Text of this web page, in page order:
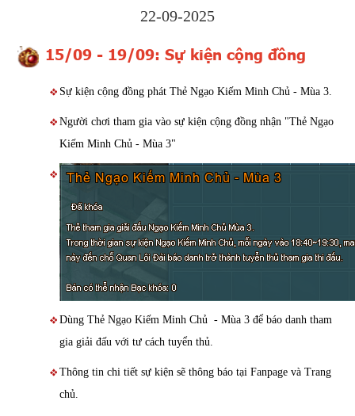
22-09-2025
15/09 - 19/09: Sự kiện cộng đồng
Sự kiện cộng đồng phát Thẻ Ngạo Kiếm Minh Chủ - Mùa 3.
Người chơi tham gia vào sự kiện cộng đồng nhận "Thẻ Ngạo
Kiếm Minh Chủ - Mùa 3"
Dùng Thẻ Ngạo Kiếm Minh Chủ - Mùa 3 để báo danh tham
gia giải đấu với tư cách tuyển thủ.
Thông tin chi tiết sự kiện sẽ thông báo tại Fanpage và Trang
chủ.